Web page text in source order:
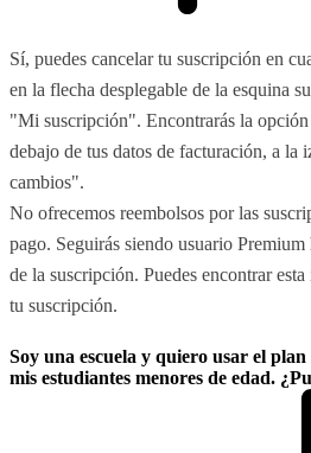
Sí, puedes cancelar tu suscripción en
en la flecha desplegable de la esquina
"Mi suscripción". Encontrarás la
debajo de tus datos de facturación, a la
cambios".
No ofrecemos reembolsos por las
pago. Seguirás siendo usuario Premium
de la suscripción. Puedes encontrar
tu suscripción.
Soy una escuela y quiero usar el
mis estudiantes menores de edad.